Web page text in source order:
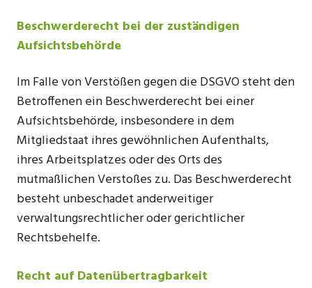
Beschwerderecht bei der zuständigen
Aufsichtsbehörde
Im Falle von Verstößen gegen die DSGVO steht den
Betroffenen ein Beschwerderecht bei einer
Aufsichtsbehörde, insbesondere in dem
Mitgliedstaat ihres gewöhnlichen Aufenthalts,
ihres Arbeitsplatzes oder des Orts des
mutmaßlichen Verstoßes zu. Das Beschwerderecht
besteht unbeschadet anderweitiger
verwaltungsrechtlicher oder gerichtlicher
Rechtsbehelfe.
Recht auf Datenübertragbarkeit